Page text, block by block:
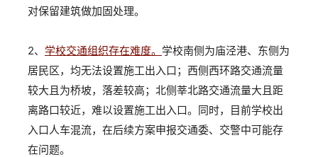
对保留建筑做加固处理。
2、 学校交通组织存在难度。 学校南侧为庙泾港、东侧为
居民区，均无法设置施工出入口；西侧西环路交通流量
较大且为桥坡，落差较高；北侧莘北路交通流量大且距
离路口较近，难以设置施工出入口。同时，目前学校出
入口人车混流，在后续方案申报交通委、交警中可能存
在问题。